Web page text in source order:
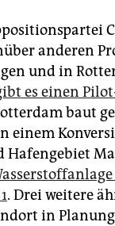
anderen
und in
es einen
baut
einem
Hafengebiet
. Drei weitere
in